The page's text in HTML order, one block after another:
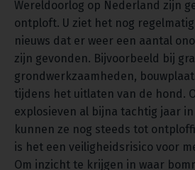
Wereldoorlog op Nederland zijn
ontploft. U ziet het nog
nieuws dat er weer een aantal
zijn gevonden. Bijvoorbeeld bij
grondwerkzaamheden,
tijdens het uitlaten van de hond.
explosieven al bijna tachtig jaar
kunnen ze nog steeds tot
is het een veiligheidsrisico voor
Om inzicht te krijgen in waar